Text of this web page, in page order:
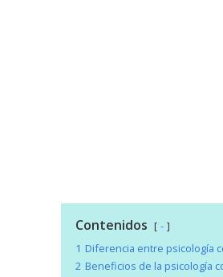
Contenidos
-
1 Diferencia entre psicología
2 Beneficios de la psicología